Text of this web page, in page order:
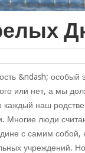
&ndash; особый
или нет, а мы
каждый наш
люди
с самим собой,
учреждений.